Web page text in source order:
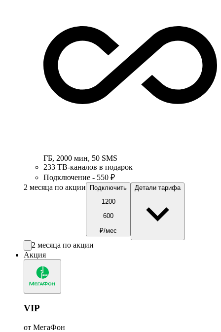
ГБ, 2000 мин, 50 SMS
233 ТВ-каналов в подарок
Подключение - 550 ₽
2 месяца по акции
Подключить
1200
600
₽/мес
Детали тарифа
2 месяца по акции
Акция
VIP
от МегаФон